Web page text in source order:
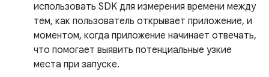
использовать SDK для измерения времени между
тем, как пользователь открывает приложение, и
моментом, когда приложение начинает отвечать,
что помогает выявить потенциальные узкие
места при запуске.